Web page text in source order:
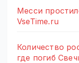
Месси
VseTime.ru
Количество
где погиб